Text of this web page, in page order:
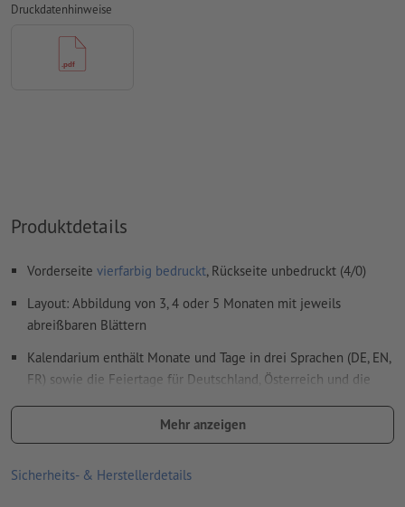
Druckdatenhinweise
Produktdetails
Vorderseite vierfarbig bedruckt, Rückseite unbedruckt (4/0)
Layout: Abbildung von 3, 4 oder 5 Monaten mit jeweils
abreißbaren Blättern
Kalendarium enthält Monate und Tage in drei Sprachen (DE, EN,
FR) sowie die Feiertage für Deutschland, Österreich und die
österreichische und schweizerische zusätzlich gekennzeichnet.
Mehr anzeigen
Sicherheits- & Herstellerdetails